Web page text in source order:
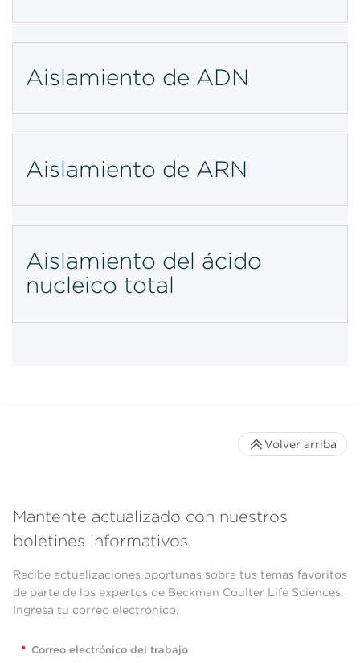
Aislamiento de ADN
Aislamiento de ARN
Aislamiento del ácido
nucleico total
Mantente actualizado con nuestros
boletines informativos.
Recibe actualizaciones oportunas sobre tus temas favoritos
de parte de los expertos de Beckman Coulter Life Sciences.
Ingresa tu correo electrónico.
* Correo electrónico del trabajo
Volver arriba